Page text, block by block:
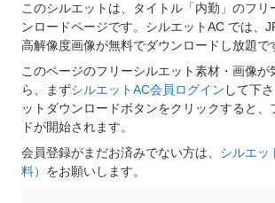
このシルエットは、タイトル「内勤」のフリ
ンロードページです。シルエットAC では、
高解像度画像が無料でダウンロードし放題で
このページのフリーシルエット素材・画像が
ら、まずシルエットAC会員ログイン して下
ットダウンロードボタンをクリックすると、
ドが開始されます。
会員登録がまだお済みでない方は、 シルエッ
料） をお願いします。